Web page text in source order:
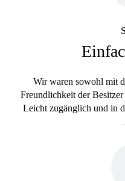
Wir waren sowohl mit
Freundlichkeit der
Leicht zugänglich und in